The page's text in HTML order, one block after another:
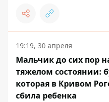
19:19, 30 апреля
Мальчик до сих пор
тяжелом состоянии:
которая в Кривом
сбила ребенка